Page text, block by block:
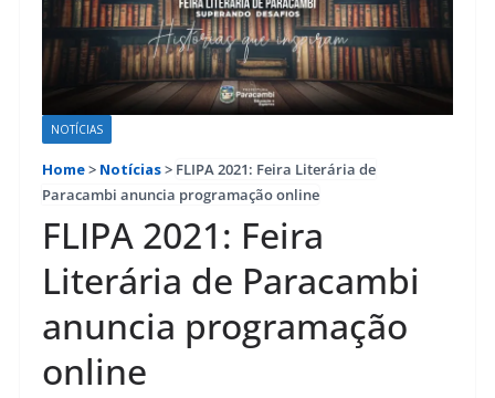
NOTÍCIAS
Home> Notícias> FLIPA 2021: Feira Literária de
Paracambi anuncia programação online
FLIPA 2021: Feira
Literária de Paracambi
anuncia programação
online